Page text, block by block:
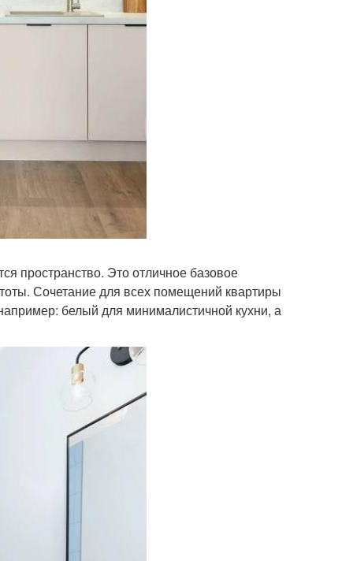
пространство. Это отличное базовое
Сочетание для всех помещений квартиры
белый для минималистичной кухни, а